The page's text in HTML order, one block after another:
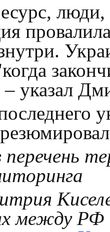
люди,
указал
между